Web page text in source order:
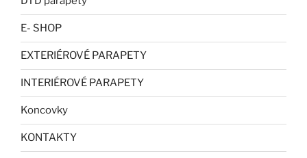
E- SHOP
EXTERIÉROVÉ PARAPETY
INTERIÉROVÉ PARAPETY
Koncovky
KONTAKTY